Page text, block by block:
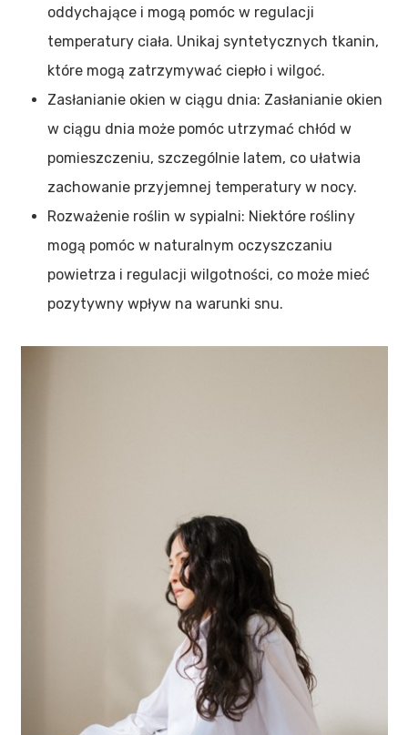
oddychające i mogą pomóc w regulacji
temperatury ciała. Unikaj syntetycznych tkanin,
które mogą zatrzymywać ciepło i wilgoć.
Zasłanianie okien w ciągu dnia: Zasłanianie okien
w ciągu dnia może pomóc utrzymać chłód w
pomieszczeniu, szczególnie latem, co ułatwia
zachowanie przyjemnej temperatury w nocy.
Rozważenie roślin w sypialni: Niektóre rośliny
mogą pomóc w naturalnym oczyszczaniu
powietrza i regulacji wilgotności, co może mieć
pozytywny wpływ na warunki snu.